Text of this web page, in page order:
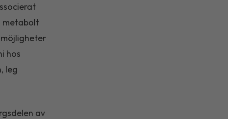
metabolt
möjligheter
hos
leg
av